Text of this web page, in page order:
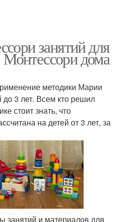
занятий для
Монтессори дома
методики Марии
3 лет. Всем кто решил
стоит знать, что
на детей от 3 лет, за
занятий и материалов для